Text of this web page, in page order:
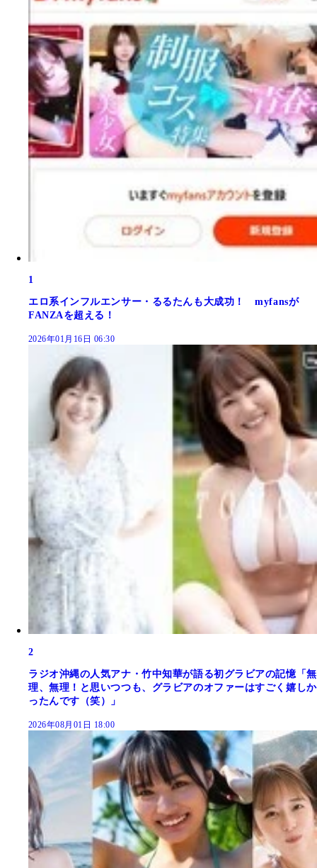
1
エロ系インフルエンサー・るるたんも大成功！ myfansが
FANZAを超える！
2026年01月16日 06:30
2
ラジオ沖縄の人気アナ・竹中知華が語る初グラビアの記憶「無
理、無理！と思いつつも、グラビアのオファーはすごく嬉しか
ったんです（笑）」
2026年08月01日 18:00